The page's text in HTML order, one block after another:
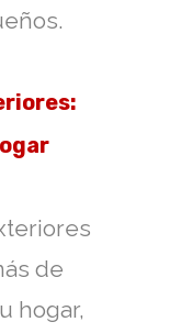
de
hogar,